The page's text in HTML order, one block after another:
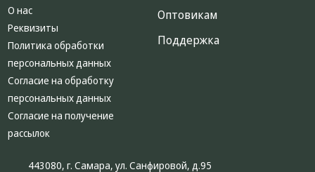
О нас
Реквизиты
Политика обработки
персональных данных
Согласие на обработку
персональных данных
Согласие на получение
рассылок
Оптовикам
Поддержка
443080, г. Самара, ул. Санфировой, д.95